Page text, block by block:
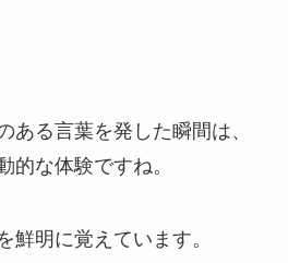
ある言葉を発した瞬間は、
的な体験ですね。
鮮明に覚えています。